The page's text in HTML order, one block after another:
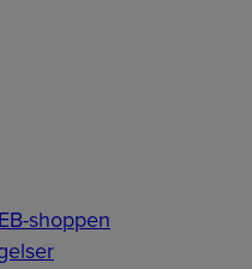
shoppen